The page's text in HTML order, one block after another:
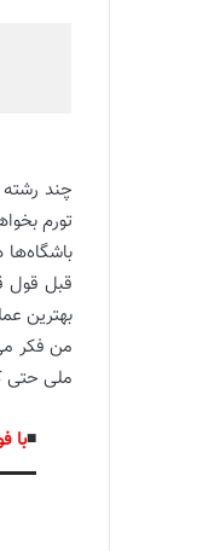
چند رشته
قبل قول
بهترین
ملی حتی
◾️با